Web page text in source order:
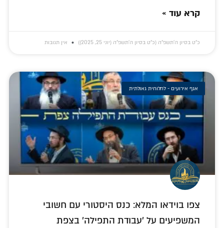
קרא עוד »
כ״ט בסיון ה׳תשפ״ה (כ״ט בסיון ה׳תשפ״ה (יוני 25, 2025)) אין תגובות
אגף אירועים - לחלוחית גאולתית
צפו בוידאו המלא: כנס היסטורי עם חשובי
המשפיעים על 'עבודת התפילה' בצפת